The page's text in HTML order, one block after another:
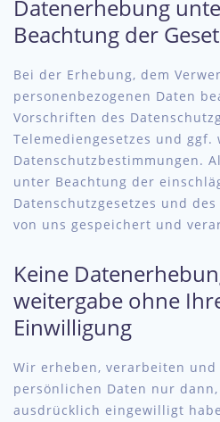
Datenerhebung
Beachtung der
Bei der Erhebung, dem
personenbezogenen Daten
Vorschriften des
Telemediengesetzes und
Datenschutzbestimmungen.
unter Beachtung der
Datenschutzgesetzes und
von uns gespeichert und
Keine
weitergabe ohne
Einwilligung
Wir erheben, verarbeiten
persönlichen Daten nur
ausdrücklich eingewilligt